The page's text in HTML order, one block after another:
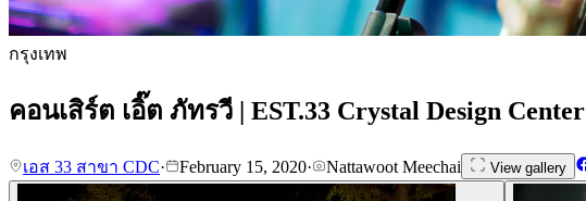
กรุงเทพ
คอนเสิร์ต เอิ๊ต ภัทรวี | EST.33 Crystal Design Center
เอส 33 สาขา CDC· February 15, 2020· Nattawoot Meechai View gallery